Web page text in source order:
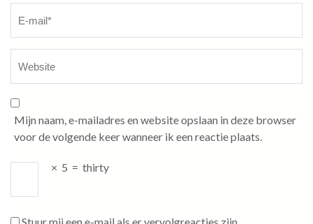
Mijn naam, e-mailadres en website opslaan in deze browser
voor de volgende keer wanneer ik een reactie plaats.
× 5 = thirty